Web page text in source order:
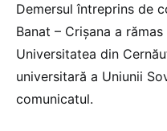
Demersul întreprins de
Banat – Crişana a
Universitatea din
universitară a Uniunii
comunicatul.